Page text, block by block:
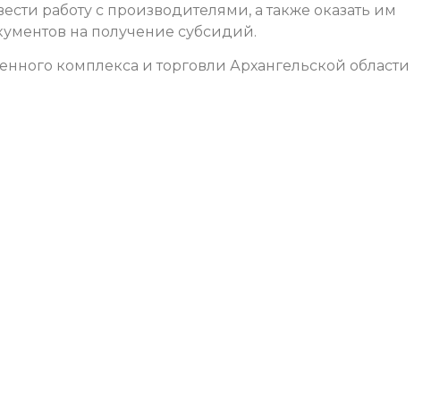
работу с производителями, а также оказать им
на получение субсидий.
комплекса и торговли Архангельской области